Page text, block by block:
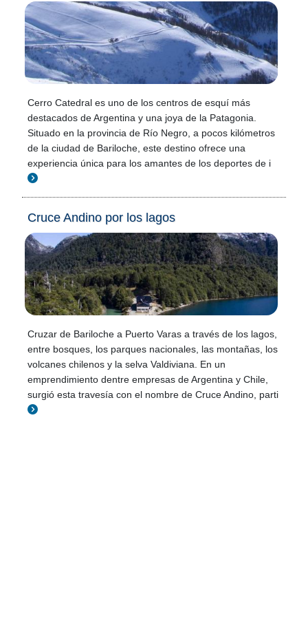
Cerro Catedral es uno de los centros de esquí más
destacados de Argentina y una joya de la Patagonia.
Situado en la provincia de Río Negro, a pocos kilómetros
de la ciudad de Bariloche, este destino ofrece una
experiencia única para los amantes de los deportes de i
Cruce Andino por los lagos
Cruzar de Bariloche a Puerto Varas a través de los lagos,
entre bosques, los parques nacionales, las montañas, los
volcanes chilenos y la selva Valdiviana. En un
emprendimiento dentre empresas de Argentina y Chile,
surgió esta travesía con el nombre de Cruce Andino, parti